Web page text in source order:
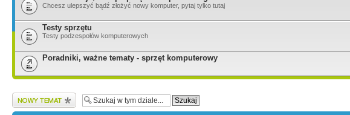
Chcesz ulepszyć bądź złożyć nowy komputer, pytaj tylko tutaj
Testy sprzętu
Testy podzespołów komputerowych
Poradniki, ważne tematy - sprzęt komputerowy
Wyślij nowy temat